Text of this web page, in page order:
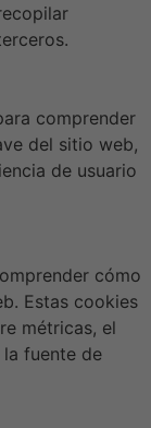
comprender
del sitio web,
de usuario
cómo
Estas cookies
métricas, el
fuente de